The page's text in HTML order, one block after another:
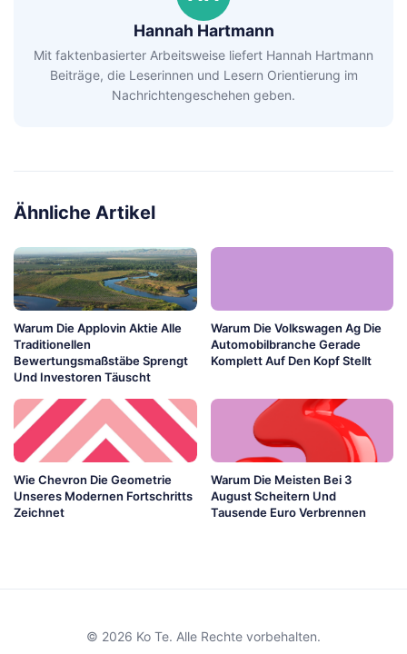
Hannah Hartmann
Mit faktenbasierter Arbeitsweise liefert Hannah Hartmann
Beiträge, die Leserinnen und Lesern Orientierung im
Nachrichtengeschehen geben.
Ähnliche Artikel
Warum Die Applovin Aktie Alle
Traditionellen
Bewertungsmaßstäbe Sprengt
Und Investoren Täuscht
Warum Die Volkswagen Ag Die
Automobilbranche Gerade
Komplett Auf Den Kopf Stellt
Wie Chevron Die Geometrie
Unseres Modernen Fortschritts
Zeichnet
Warum Die Meisten Bei 3
August Scheitern Und
Tausende Euro Verbrennen
© 2026 Ko Te. Alle Rechte vorbehalten.